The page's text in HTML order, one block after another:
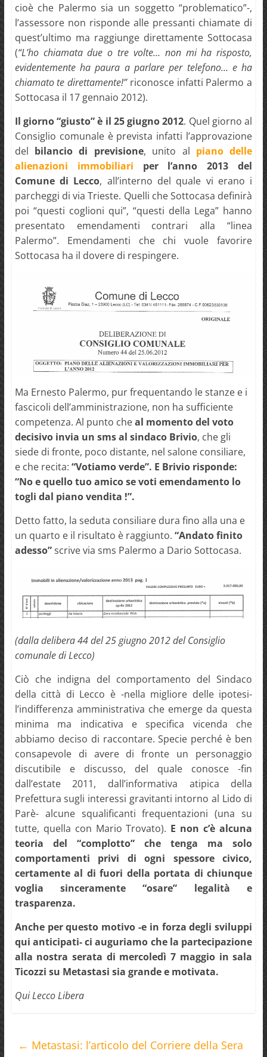
cioè che Palermo sia un soggetto “problematico”-,
l’assessore non risponde alle pressanti chiamate di
quest’ultimo ma raggiunge direttamente Sottocasa
(“L’ho chiamata due o tre volte… non mi ha risposto,
evidentemente ha paura a parlare per telefono… e ha
chiamato te direttamente!”riconosce infatti Palermo a
Sottocasa il 17 gennaio 2012).
Il giorno “giusto” è il 25 giugno 2012. Quel giorno al
Consiglio comunale è prevista infatti l’approvazione
del bilancio di previsione, unito al piano delle
alienazioni immobiliari per l’anno 2013 del
Comune di Lecco, all’interno del quale vi erano i
parcheggi di via Trieste. Quelli che Sottocasa definirà
poi “questi coglioni qui”, “questi della Lega” hanno
presentato emendamenti contrari alla “linea
Palermo”. Emendamenti che chi vuole favorire
Sottocasa ha il dovere di respingere.
Ma Ernesto Palermo, pur frequentando le stanze e i
fascicoli dell’amministrazione, non ha sufficiente
competenza. Al punto cheal momento del voto
decisivo invia un sms al sindaco Brivio, che gli
siede di fronte, poco distante, nel salone consiliare,
e che recita: “Votiamo verde”. E Brivio risponde:
“No e quello tuo amico se voti emendamento lo
togli dal piano vendita !”.
Detto fatto, la seduta consiliare dura fino alla una e
un quarto e il risultato è raggiunto. “Andato finito
adesso”scrive via sms Palermo a Dario Sottocasa.
(dalla delibera 44 del 25 giugno 2012 del Consiglio
comunale di Lecco)
Ciò che indigna del comportamento del Sindaco
della città di Lecco è -nella migliore delle ipotesi-
l’indifferenza amministrativa che emerge da questa
minima ma indicativa e specifica vicenda che
abbiamo deciso di raccontare. Specie perché è ben
consapevole di avere di fronte un personaggio
discutibile e discusso, del quale conosce -fin
dall’estate 2011, dall’informativa atipica della
Prefettura sugli interessi gravitanti intorno al Lido di
Parè- alcune squalificanti frequentazioni (una su
tutte, quella con Mario Trovato). E non c’è alcuna
teoria del “complotto” che tenga ma solo
comportamenti privi di ogni spessore civico,
certamente al di fuori della portata di chiunque
voglia sinceramente “osare” legalità e
trasparenza.
Anche per questo motivo -e in forza degli sviluppi
qui anticipati- ci auguriamo che la partecipazione
alla nostra serata di mercoledì 7 maggio in sala
Ticozzi su Metastasi sia grande e motivata.
Qui Lecco Libera
← Metastasi: l’articolo del Corriere della Sera